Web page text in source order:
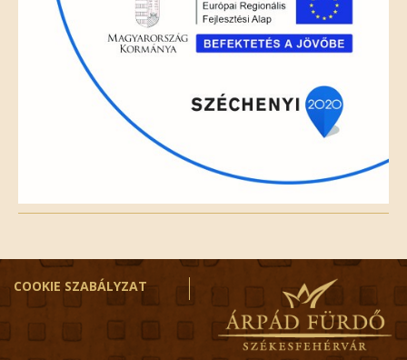
COOKIE SZABÁLYZAT